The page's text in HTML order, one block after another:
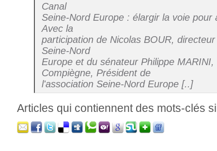
Canal
Seine-Nord Europe : élargir la voie pour
Avec la
participation de Nicolas BOUR,
Seine-Nord
Europe et du sénateur Philippe
Compiègne, Président de
l'association Seine-Nord Europe [..]
Articles qui contiennent des mots-clés